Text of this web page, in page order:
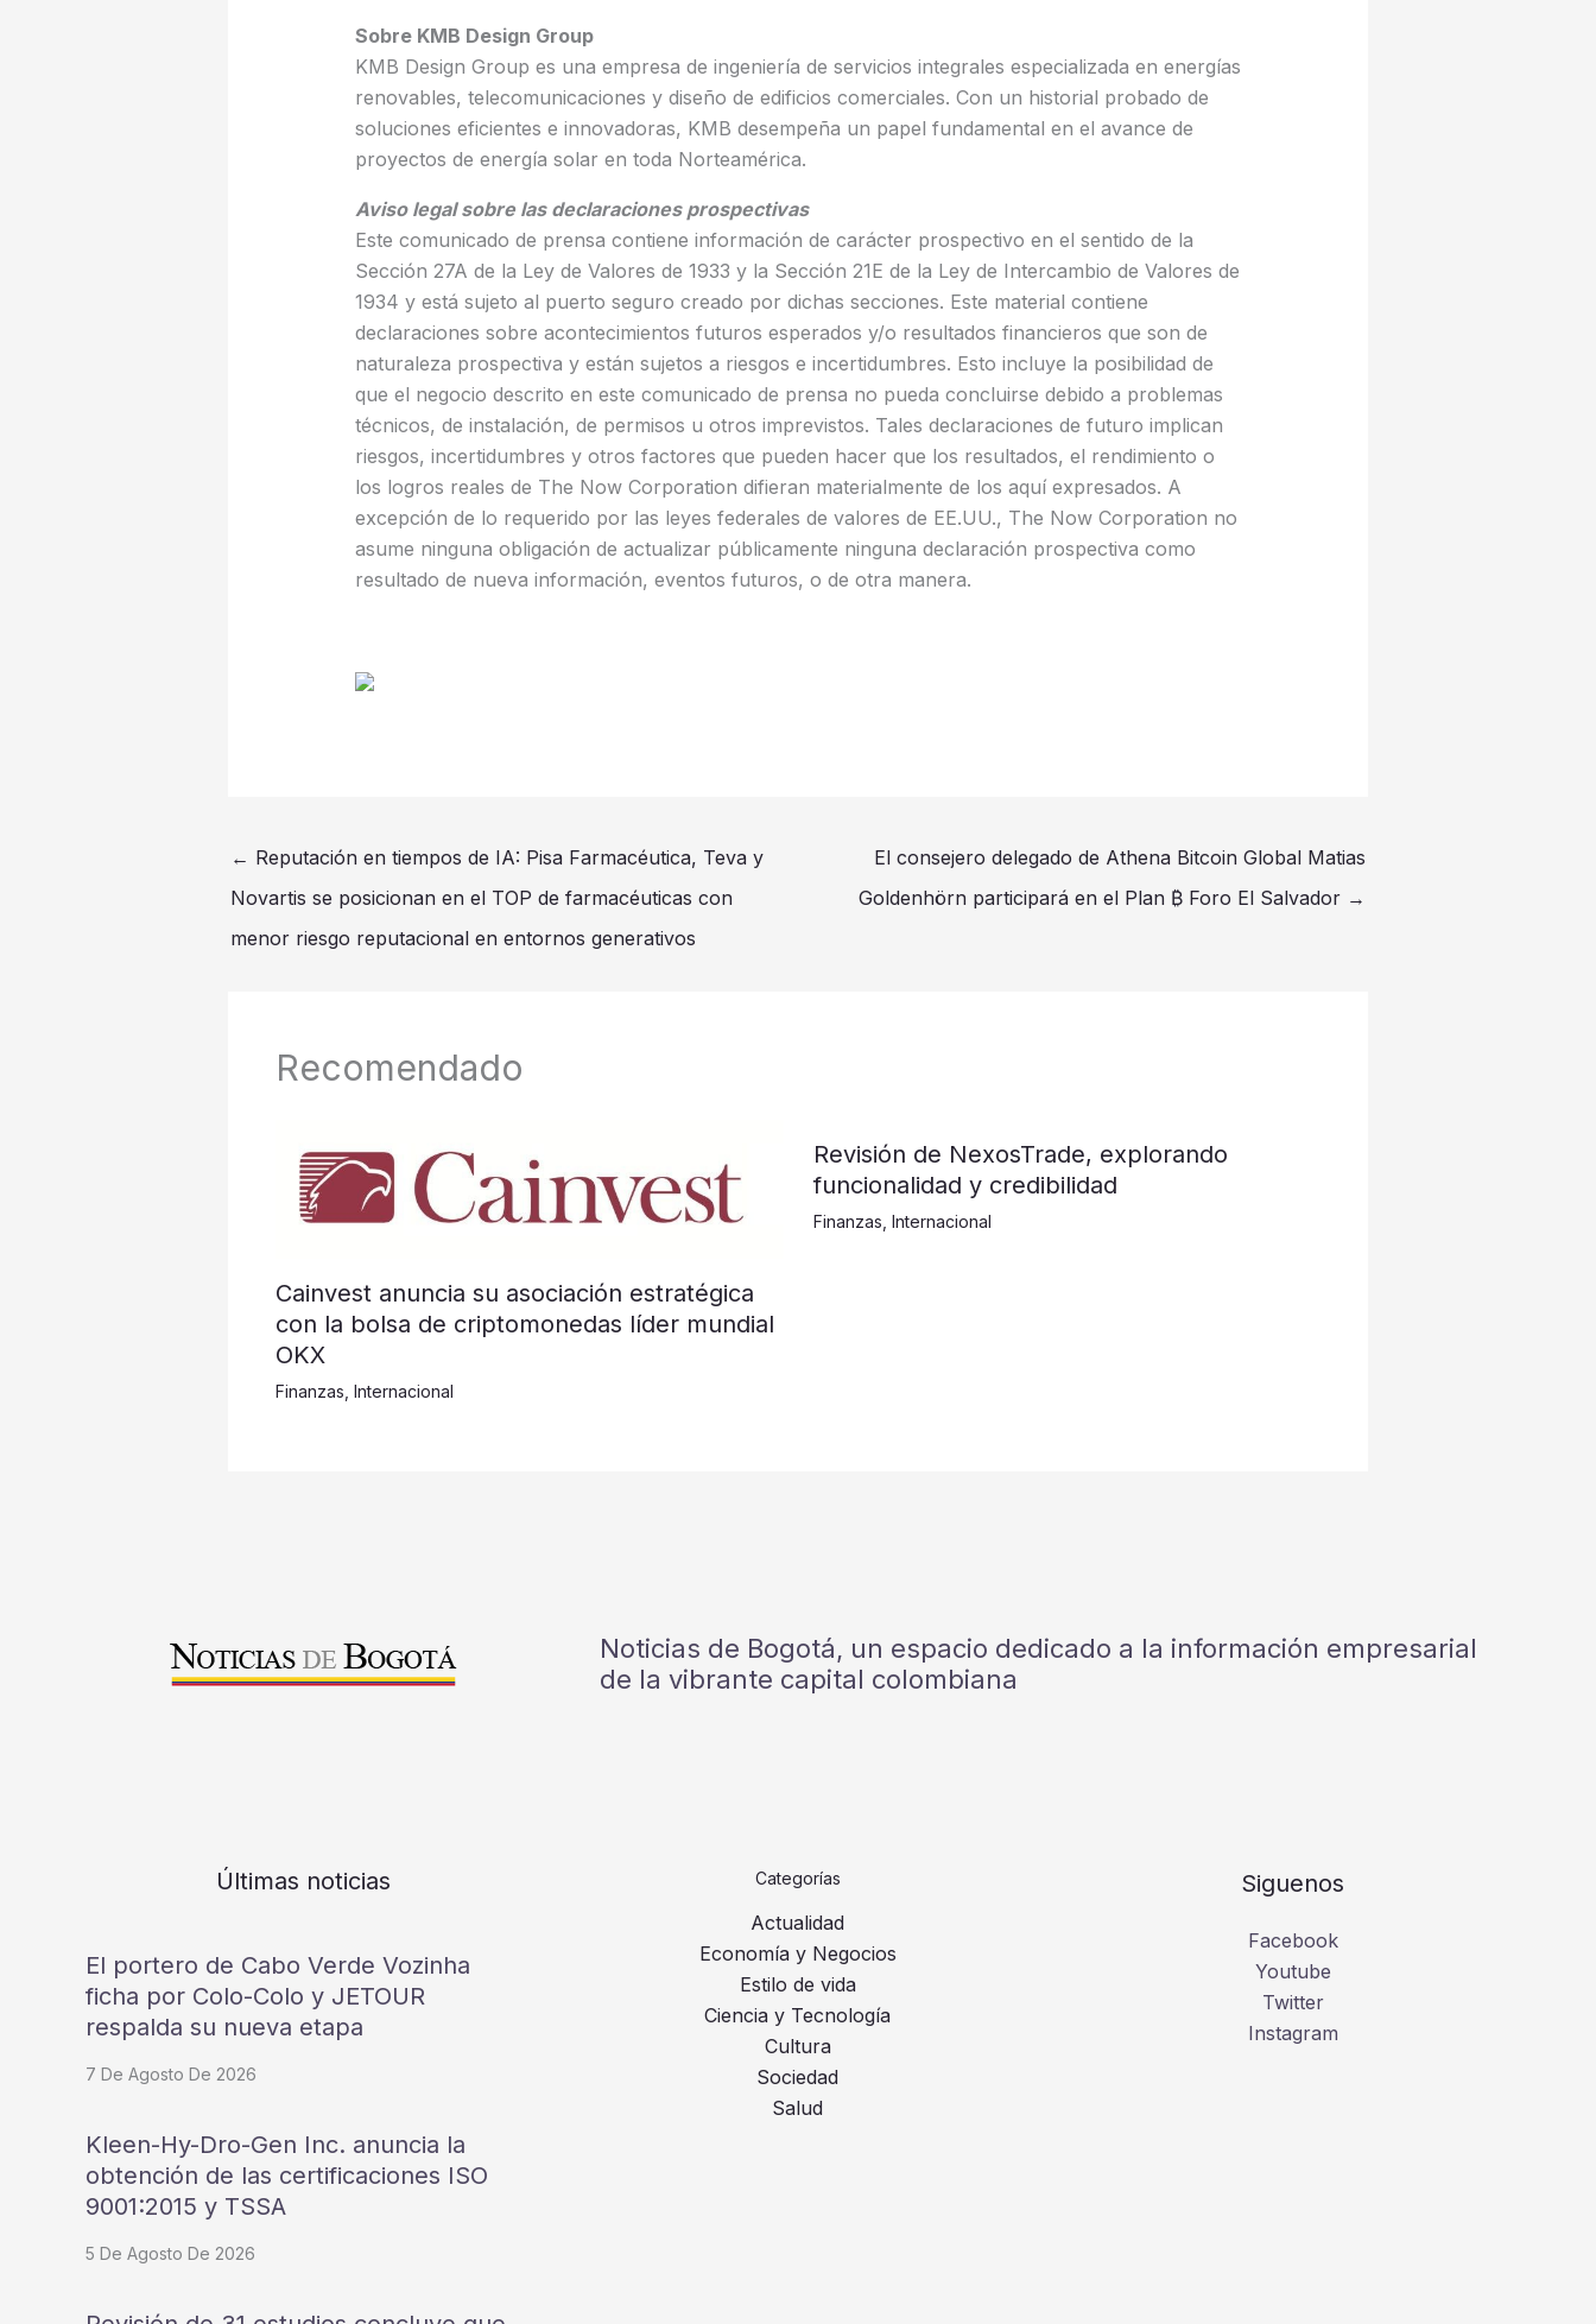
Sobre KMB Design Group
KMB Design Group es una empresa de ingeniería de servicios integrales especializada en energías
renovables, telecomunicaciones y diseño de edificios comerciales. Con un historial probado de
soluciones eficientes e innovadoras, KMB desempeña un papel fundamental en el avance de
proyectos de energía solar en toda Norteamérica.
Aviso legal sobre las declaraciones prospectivas
Este comunicado de prensa contiene información de carácter prospectivo en el sentido de la
Sección 27A de la Ley de Valores de 1933 y la Sección 21E de la Ley de Intercambio de Valores de
1934 y está sujeto al puerto seguro creado por dichas secciones. Este material contiene
declaraciones sobre acontecimientos futuros esperados y/o resultados financieros que son de
naturaleza prospectiva y están sujetos a riesgos e incertidumbres. Esto incluye la posibilidad de
que el negocio descrito en este comunicado de prensa no pueda concluirse debido a problemas
técnicos, de instalación, de permisos u otros imprevistos. Tales declaraciones de futuro implican
riesgos, incertidumbres y otros factores que pueden hacer que los resultados, el rendimiento o
los logros reales de The Now Corporation difieran materialmente de los aquí expresados. A
excepción de lo requerido por las leyes federales de valores de EE.UU., The Now Corporation no
asume ninguna obligación de actualizar públicamente ninguna declaración prospectiva como
resultado de nueva información, eventos futuros, o de otra manera.
← Reputación en tiempos de IA: Pisa Farmacéutica, Teva y
Novartis se posicionan en el TOP de farmacéuticas con
menor riesgo reputacional en entornos generativos
El consejero delegado de Athena Bitcoin Global Matias
Goldenhörn participará en el Plan ₿ Foro El Salvador →
Recomendado
Cainvest anuncia su asociación estratégica
con la bolsa de criptomonedas líder mundial
OKX
Finanzas Internacional
Revisión de NexosTrade, explorando
funcionalidad y credibilidad
Finanzas Internacional
Noticias de Bogotá, un espacio dedicado a la información empresarial
de la vibrante capital colombiana
Últimas noticias
El portero de Cabo Verde Vozinha
ficha por Colo-Colo y JETOUR
respalda su nueva etapa
7 De Agosto De 2026
Kleen-Hy-Dro-Gen Inc. anuncia la
obtención de las certificaciones ISO
9001:2015 y TSSA
5 De Agosto De 2026
Categorías
Actualidad
Economía y Negocios
Estilo de vida
Ciencia y Tecnología
Cultura
Sociedad
Salud
Siguenos
Facebook
Youtube
Twitter
Instagram